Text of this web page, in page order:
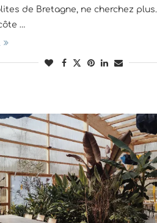
de Bretagne, ne cherchez
…